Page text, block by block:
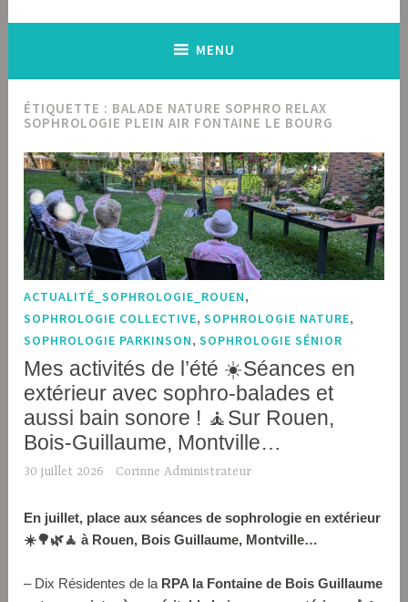
MENU
ÉTIQUETTE : BALADE NATURE SOPHRO RELAX
SOPHROLOGIE PLEIN AIR FONTAINE LE BOURG
ACTUALITÉ_SOPHROLOGIE_ROUEN,
SOPHROLOGIE COLLECTIVE,SOPHROLOGIE NATURE,
SOPHROLOGIE PARKINSON,SOPHROLOGIE SÉNIOR
Mes activités de l’été ☀️Séances en
extérieur avec sophro-balades et
aussi bain sonore ! 🧘Sur Rouen,
Bois-Guillaume, Montville…
30 juillet 2026 Corinne Administrateur
En juillet, place aux séances de sophrologie en extérieur
☀️🌳🌿🧘 à Rouen, Bois Guillaume, Montville…
– Dix Résidentes de la RPA la Fontaine de Bois Guillaume